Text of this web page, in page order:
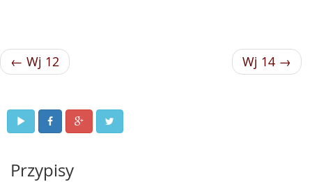
← Wj 12 Wj 14 →
Przypisy